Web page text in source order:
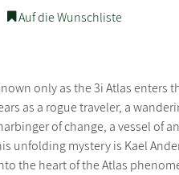
Auf die Wunschliste
only as the 3i Atlas enters
as a rogue traveler, a
of change, a vessel of
unfolding mystery is Kael
the heart of the Atlas